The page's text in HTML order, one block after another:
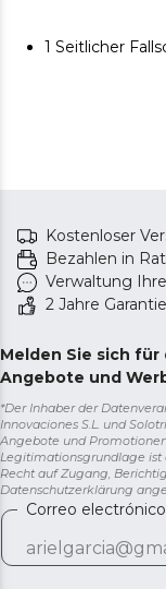
1 Seitlicher
Kostenloser
Bezahlen in
Verwaltung
2 Jahre Garantie
Melden Sie sich
Angebote und
*Der Inhaber der
Innovaciones S.L. und
Angebote und
Legitimationsgrundlage ist
Recht auf Zugang,
Datenschutzerklärung
Correo electrónico